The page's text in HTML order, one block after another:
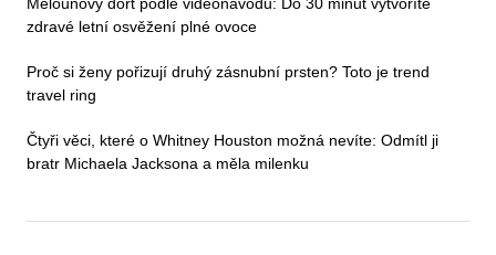
zdravé letní osvěžení plné ovoce
Proč si ženy pořizují druhý zásnubní prsten? Toto je trend
travel ring
Čtyři věci, které o Whitney Houston možná nevíte: Odmítl ji
bratr Michaela Jacksona a měla milenku